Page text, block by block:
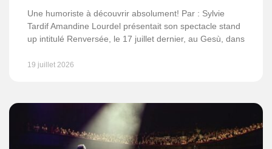
Une humoriste à découvrir absolument! Par : Sylvie
Tardif Amandine Lourdel présentait son spectacle stand
up intitulé Renversée, le 17 juillet dernier, au Gesù, dans
19 juillet 2026